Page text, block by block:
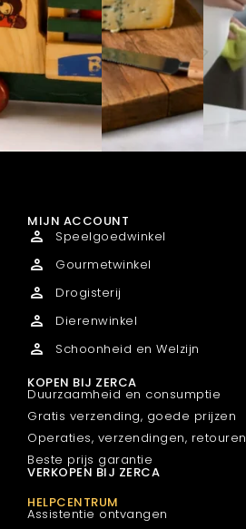
MIJN ACCOUNT
Speelgoedwinkel
Gourmetwinkel
Drogisterij
Dierenwinkel
Schoonheid en Welzijn
KOPEN BIJ ZERCA
Duurzaamheid en consumptie
Gratis verzending, goede prijzen
Operaties, verzendingen, retouren
Beste prijs garantie
VERKOPEN BIJ ZERCA
HELPCENTRUM
Assistentie ontvangen